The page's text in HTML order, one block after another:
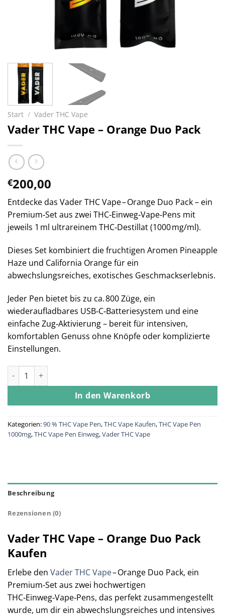
Start / Vader THC Vape
Vader THC Vape – Orange Duo Pack
€200,00
Entdecke das Vader THC Vape – Orange Duo Pack – ein
Premium‑Set aus zwei THC‑Einweg‑Vape‑Pens mit
jeweils 1 ml ultrareinem THC‑Destillat (1000 mg/ml).
Dieses Set kombiniert die fruchtigen Aromen Pineapple
Haze und California Orange für ein
abwechslungsreiches, exotisches Geschmackserlebnis.
Jeder Pen bietet bis zu ca. 800 Züge, ein
wiederaufladbares USB‑C‑Batteriesystem und eine
einfache Zug‑Aktivierung – bereit für intensiven,
komfortablen Genuss ohne Knöpfe oder komplizierte
Einstellungen.
Vader THC Vape – Orange Duo Pack Menge
In den Warenkorb
Kategorien:90 % THC Vape Pen,THC Vape Kaufen,THC Vape Pen
1000mg,THC Vape Pen Einweg,Vader THC Vape
Beschreibung
Rezensionen (0)
Vader THC Vape – Orange Duo Pack
Kaufen
Erlebe den Vader THC Vape– Orange Duo Pack, ein
Premium‑Set aus zwei hochwertigen
THC‑Einweg‑Vape‑Pens, das perfekt zusammengestellt
wurde, um dir ein abwechslungsreiches und intensives